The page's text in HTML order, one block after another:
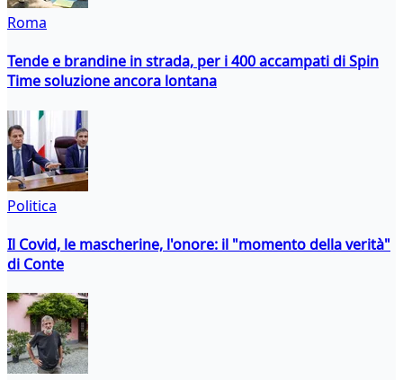
Roma
Tende e brandine in strada, per i 400 accampati di Spin
Time soluzione ancora lontana
Politica
Il Covid, le mascherine, l'onore: il "momento della verità"
di Conte